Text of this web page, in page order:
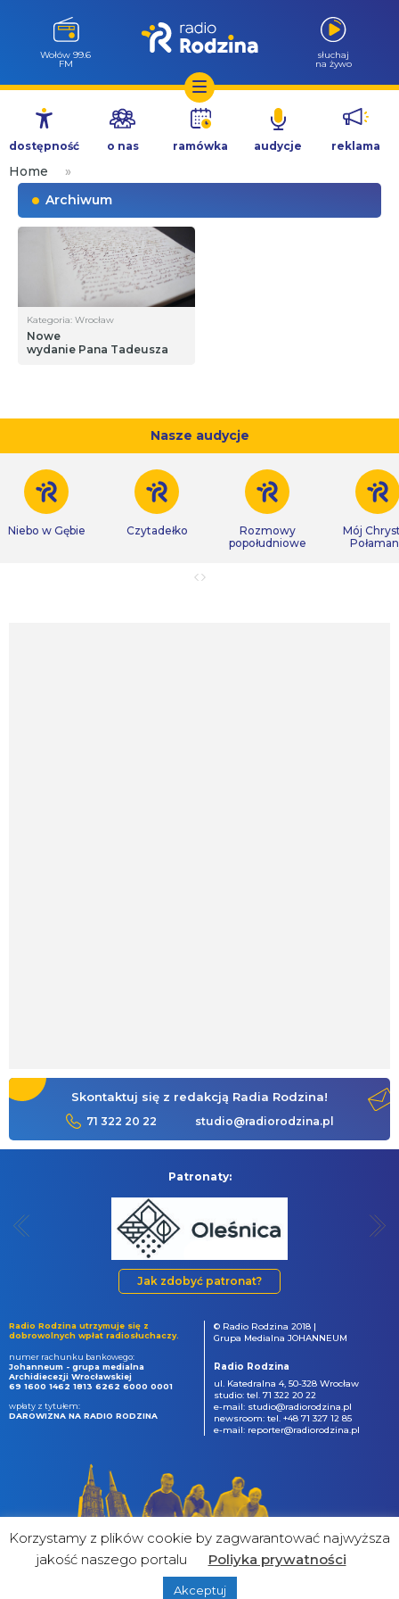
Przejdź
treści
Wołów 99.6
FM
słuchaj
na żywo
dostępność o nas ramówka audycje reklama
Home
»
Archiwum
Kategoria: Wrocław
Nowe
wydanie Pana Tadeusza
Nasze audycje
Niebo w Gębie Czytadełko
Rozmowy
popołudniowe
Mój
Skontaktuj się z redakcją Radia Rodzina!
71 322 20 22 studio@radiorodzina.pl
Patronaty:
Jak zdobyć patronat?
Radio Rodzina utrzymuje się z
dobrowolnych wpłat radiosłuchaczy.
numer rachunku bankowego:
Johanneum - grupa medialna
Archidiecezji Wrocławskiej
69 1600 1462 1813 6262 6000 0001
wpłaty z tytułem:
DAROWIZNA NA RADIO RODZINA
© Radio Rodzina 2018 |
Grupa Medialna JOHANNEUM
Radio Rodzina
ul. Katedralna 4, 50-328 Wrocław
studio: tel. 71 322 20 22
e-mail: studio@radiorodzina.pl
newsroom: tel. +48 71 327 12 85
e-mail: reporter@radiorodzina.pl
&
Korzystamy z plików cookie by zagwarantować najwyższa
jakość naszego portalu
Poliyka prywatności
Akceptuj